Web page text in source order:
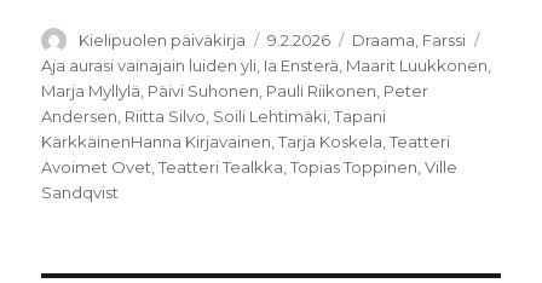
Kirjoittaja
Kielipuolen päiväkirja Julkaistu
9.2.2026 Kategoriat
Draama Farssi
Aja aurasi vainajain luiden yli, Ia Ensterä, Maarit Luukkonen,
Marja Myllylä, Päivi Suhonen, Pauli Riikonen, Peter
Andersen, Riitta Silvo, Soili Lehtimäki,Tapani
KärkkäinenHanna Kirjavainen,Tarja Koskela,Teatteri
Avoimet Ovet,Teatteri Tealkka,Topias Toppinen,Ville
Sandqvist